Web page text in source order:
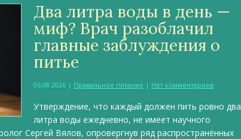
Два литра воды в день —
миф? Врач разоблачил
главные заблуждения о
питье
06.08.2026 | Правильное питание | Нет комментариев
Утверждение, что каждый должен пить ровно два
литра воды ежедневно, не имеет научного
Сергей Вялов, опровергнув ряд распространённых